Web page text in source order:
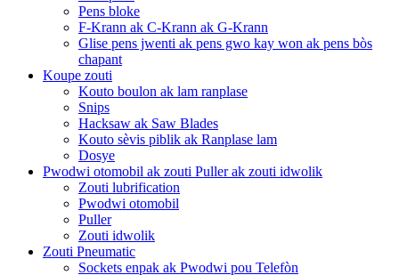
Pens bloke
F-Krann ak C-Krann ak G-Krann
Glise pens jwenti ak pens gwo kay won ak pens bòs
chapant
Koupe zouti
Kouto boulon ak lam ranplase
Snips
Hacksaw ak Saw Blades
Kouto sèvis piblik ak Ranplase lam
Dosye
Pwodwi otomobil ak zouti Puller ak zouti idwolik
Zouti lubrification
Pwodwi otomobil
Puller
Zouti idwolik
Zouti Pneumatic
Sockets enpak ak Pwodwi pou Telefòn